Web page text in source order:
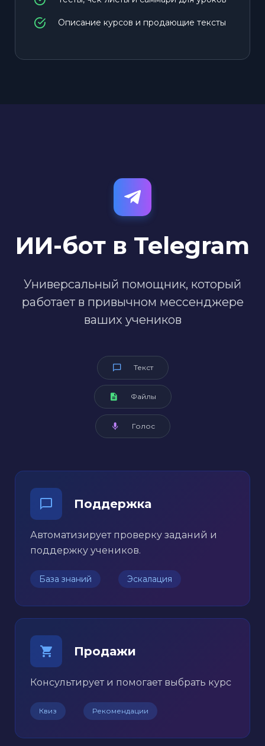
Описание курсов и продающие тексты
ИИ-бот в Telegram
Универсальный помощник, который
работает в привычном мессенджере
ваших учеников
Текст
Файлы
Голос
Поддержка
Автоматизирует проверку заданий и
поддержку учеников.
База знаний Эскалация
Продажи
Консультирует и помогает выбрать курс
Квиз Рекомендации